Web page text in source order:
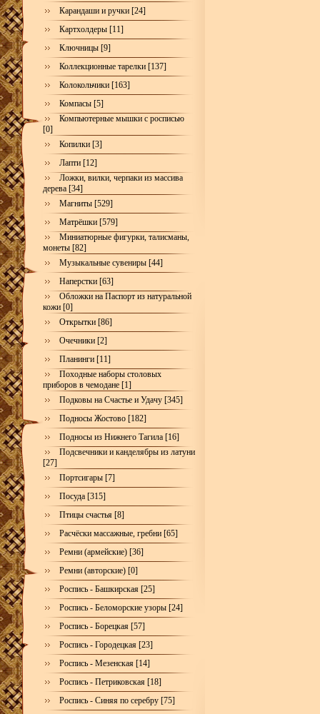
Карандаши и ручки [24]
Картхолдеры [11]
Ключницы [9]
Коллекционные тарелки [137]
Колокольчики [163]
Компасы [5]
Компьютерные мышки с росписью
[0]
Копилки [3]
Лапти [12]
Ложки, вилки, черпаки из массива
дерева [34]
Магниты [529]
Матрёшки [579]
Миниатюрные фигурки, талисманы,
монеты [82]
Музыкальные сувениры [44]
Наперстки [63]
Обложки на Паспорт из натуральной
кожи [0]
Открытки [86]
Очечники [2]
Планинги [11]
Походные наборы столовых
приборов в чемодане [1]
Подковы на Счастье и Удачу [345]
Подносы Жостово [182]
Подносы из Нижнего Тагила [16]
Подсвечники и канделябры из латуни
[27]
Портсигары [7]
Посуда [315]
Птицы счастья [8]
Расчёски массажные, гребни [65]
Ремни (армейские) [36]
Ремни (авторские) [0]
Роспись - Башкирская [25]
Роспись - Беломорские узоры [24]
Роспись - Борецкая [57]
Роспись - Городецкая [23]
Роспись - Мезенская [14]
Роспись - Петриковская [18]
Роспись - Синяя по серебру [75]